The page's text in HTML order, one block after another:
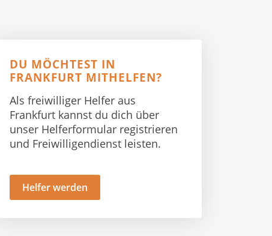
DU MÖCHTEST IN
FRANKFURT MITHELFEN?
Als freiwilliger Helfer aus
Frankfurt kannst du dich über
unser Helferformular registrieren
und Freiwilligendienst leisten.
Helfer werden